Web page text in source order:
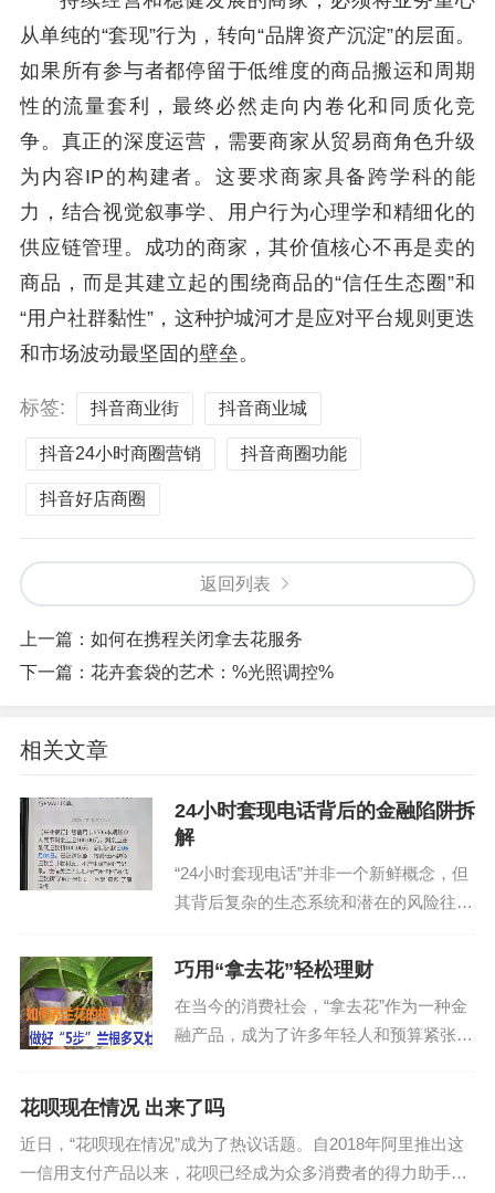
从单纯的“套现”行为，转向“品牌资产沉淀”的层面。
如果所有参与者都停留于低维度的商品搬运和周期
性的流量套利，最终必然走向内卷化和同质化竞
争。真正的深度运营，需要商家从贸易商角色升级
为内容IP的构建者。这要求商家具备跨学科的能
力，结合视觉叙事学、用户行为心理学和精细化的
供应链管理。成功的商家，其价值核心不再是卖的
商品，而是其建立起的围绕商品的“信任生态圈”和
“用户社群黏性”，这种护城河才是应对平台规则更迭
和市场波动最坚固的壁垒。
标签: 抖音商业街 抖音商业城
抖音24小时商圈营销 抖音商圈功能
抖音好店商圈
返回列表
上一篇： 如何在携程关闭拿去花服务
下一篇： 花卉套袋的艺术：%光照调控%
相关文章
24小时套现电话背后的金融陷阱拆
解
“24小时套现电话”并非一个新鲜概念，但
其背后复杂的生态系统和潜在的风险往往
动性满足特定需求的金融服务，服务对象
周转的个人或企业...
巧用“拿去花”轻松理财
在当今的消费社会，“拿去花”作为一种金
融产品，成为了许多年轻人和预算紧张者
计划，但如何巧妙地利用“拿去花”进行财
务规划，却是一门...
花呗现在情况 出来了吗
近日，“花呗现在情况”成为了热议话题。自2018年阿里推出这
一信用支付产品以来，花呗已经成为众多消费者的得力助手，